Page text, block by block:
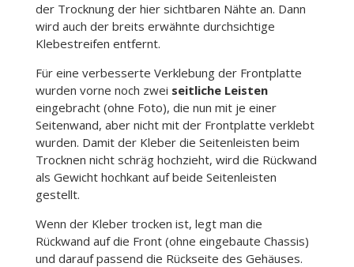
der Trocknung der hier sichtbaren Nähte an. Dann
wird auch der breits erwähnte durchsichtige
Klebestreifen entfernt.
Für eine verbesserte Verklebung der Frontplatte
wurden vorne noch zwei seitliche Leisten
eingebracht (ohne Foto), die nun mit je einer
Seitenwand, aber nicht mit der Frontplatte verklebt
wurden. Damit der Kleber die Seitenleisten beim
Trocknen nicht schräg hochzieht, wird die Rückwand
als Gewicht hochkant auf beide Seitenleisten
gestellt.
Wenn der Kleber trocken ist, legt man die
Rückwand auf die Front (ohne eingebaute Chassis)
und darauf passend die Rückseite des Gehäuses.